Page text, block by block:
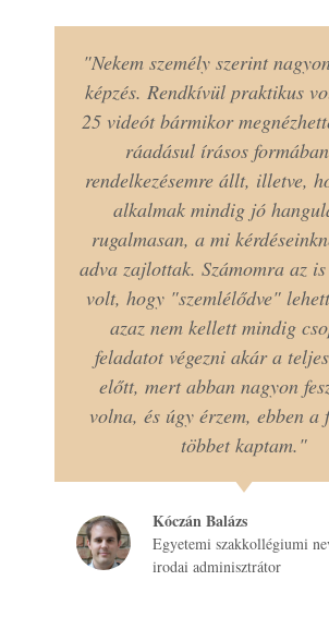
"Nekem személy szerint
képzés. Rendkívül praktikus
25 videót bármikor
ráadásul írásos
rendelkezésemre állt, illetve,
alkalmak mindig jó
rugalmasan, a mi
adva zajlottak. Számomra az
volt, hogy "szemlélődve"
azaz nem kellett mindig
feladatot végezni akár a
előtt, mert abban nagyon
volna, és úgy érzem, ebben a
többet kaptam."
Kóczán Balázs
Egyetemi szakkollégiumi
irodai adminisztrátor